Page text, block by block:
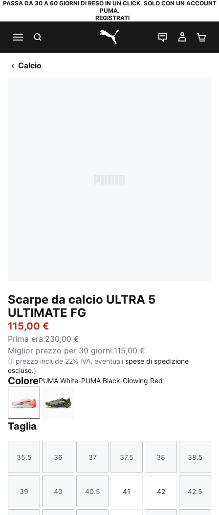
PASSA DA 30 A 60 GIORNI DI RESO IN UN CLICK. SOLO CON UN ACCOUNT
PUMA.
REGISTRATI
PUMA.com
CHAT IL MIO
Calcio
Scarpe da calcio ULTRA 5
ULTIMATE FG
115,00 €
Prima era:230,00 €
Miglior prezzo per 30 giorni:115,00 €
(Il prezzo include 22% IVA, eventuali spese di spedizione
escluse.)
ColorePUMA White-PUMA Black-Glowing Red
PUMA White-PUMA Black-Glowing Red
Matte Aged Silver-Yellow Alert-Sun Struck
Taglia
Taglia
35.5
Taglia
36
Taglia
37
Taglia
37.5
Taglia
38
Taglia
38.5
Taglia
39
Taglia
40
Taglia
40.5
Taglia
41
Taglia
42
Taglia
42.5